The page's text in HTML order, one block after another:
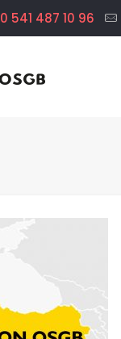
0 541 487 10 96